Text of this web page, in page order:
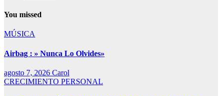
You missed
MÚSICA
Airbag : » Nunca Lo Olvides»
agosto 7, 2026 Carol
CRECIMIENTO PERSONAL